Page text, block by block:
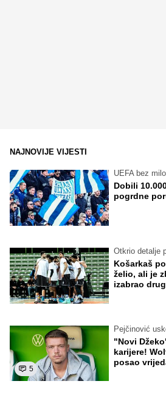
NAJNOVIJE VIJESTI
UEFA bez
Dobili
pogrdne
Otkrio detalje
Košarkaš
želio, ali je
izabrao
5
Pejčinović
"Novi
karijere!
posao